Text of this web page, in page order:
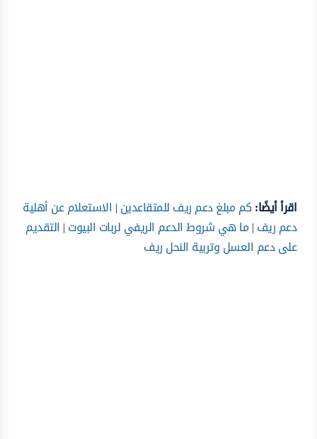
اقرأ أيضًا:كم مبلغ دعم ريف للمتقاعدين| الاستعلام عن أهلية
دعم ريف|ما هي شروط الدعم الريفي لربات البيوت| التقديم
على دعم العسل وتربية النحل ريف